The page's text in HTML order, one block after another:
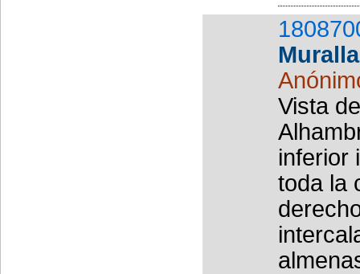
Vista
inferior
toda la